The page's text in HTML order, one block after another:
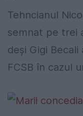
Tehncianul
semnat pe trei
deși Gigi
FCSB în cazul